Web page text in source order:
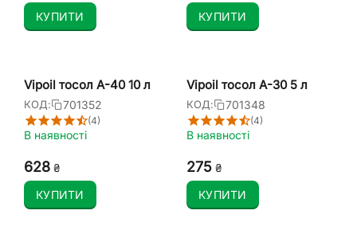
КУПИТИ КУПИТИ
Vipoil тосол А-40 10 л
КОД: 701352
(4)
В наявності
‍628‍ ₴
КУПИТИ
Vipoil тосол А-30 5 л
КОД: 701348
(4)
В наявності
‍275‍ ₴
КУПИТИ